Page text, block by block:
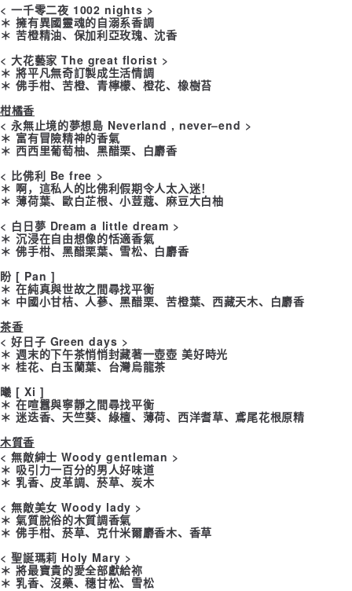
< 一千零二夜 1002 nights >
＊ 擁有異國靈魂的自溺系香調
＊ 苦橙精油、保加利亞玫瑰、沈香
< 大花藝家 The great florist >
＊ 將平凡無奇訂製成生活情調
＊ 佛手柑、苦橙、青檸檬、橙花、橡樹苔
柑橘香
< 永無止境的夢想島 Neverland , never–end >
＊ 富有冒險精神的香氣
＊ 西西里葡萄柚、黑醋栗、白麝香
< 比佛利 Be free >
＊ 啊，這私人的比佛利假期令人太入迷！
＊ 薄荷葉、歐白芷根、小荳蔻、麻豆大白柚
< 白日夢 Dream a little dream >
＊ 沉浸在自由想像的恬適香氣
＊ 佛手柑、黑醋栗葉、雪松、白麝香
盼 [ Pan ]
＊ 在純真與世故之間尋找平衡
＊ 中國小甘桔、人蔘、黑醋栗、苦橙葉、西藏天木、白麝香
茶香
< 好日子 Green days >
＊ 週末的下午茶悄悄封藏著一壺壺 美好時光
＊ 桂花、白玉蘭葉、台灣烏龍茶
曦 [ Xi ]
＊ 在喧囂與寧靜之間尋找平衡
＊ 迷迭香、天竺葵、綠檀、薄荷、西洋耆草、鳶尾花根原精
木質香
< 無敵紳士 Woody gentleman >
＊ 吸引力一百分的男人好味道
＊ 乳香、皮革調、菸草、炭木
< 無敵美女 Woody lady >
＊ 氣質脫俗的木質調香氣
＊ 佛手柑、菸草、克什米爾麝香木、香草
< 聖誕瑪莉 Holy Mary >
＊ 將最寶貴的愛全部獻給祢
＊ 乳香、沒藥、穗甘松、雪松